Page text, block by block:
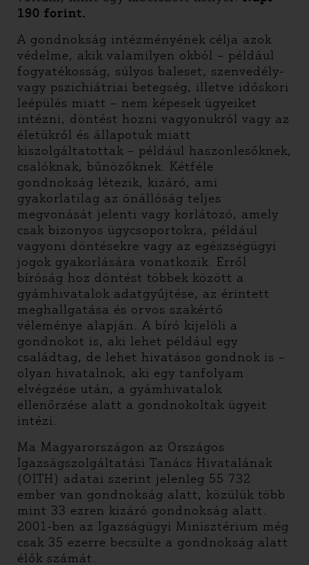
190 forint.
A gondnokság intézményének célja azok
védelme, akik valamilyen okból – például
fogyatékosság, súlyos baleset, szenvedély-
vagy pszichiátriai betegség, illetve időskori
leépülés miatt – nem képesek ügyeiket
intézni, döntést hozni vagyonukról vagy az
életükről és állapotuk miatt
kiszolgáltatottak – például haszonlesőknek,
csalóknak, bűnözőknek. Kétféle
gondnokság létezik, kizáró, ami
gyakorlatilag az önállóság teljes
megvonását jelenti vagy korlátozó, amely
csak bizonyos ügycsoportokra, például
vagyoni döntésekre vagy az egészségügyi
jogok gyakorlására vonatkozik. Erről
bíróság hoz döntést többek között a
gyámhivatalok adatgyűjtése, az érintett
meghallgatása és orvos szakértő
véleménye alapján. A bíró kijelöli a
gondnokot is, aki lehet például egy
családtag, de lehet hivatásos gondnok is –
olyan hivatalnok, aki egy tanfolyam
elvégzése után, a gyámhivatalok
ellenőrzése alatt a gondnokoltak ügyeit
intézi.
Ma Magyarországon az Országos
Igazságszolgáltatási Tanács Hivatalának
(OITH) adatai szerint jelenleg 55 732
ember van gondnokság alatt, közülük több
mint 33 ezren kizáró gondnokság alatt.
2001-ben az Igazságügyi Minisztérium még
csak 35 ezerre becsülte a gondnokság alatt
élők számát.